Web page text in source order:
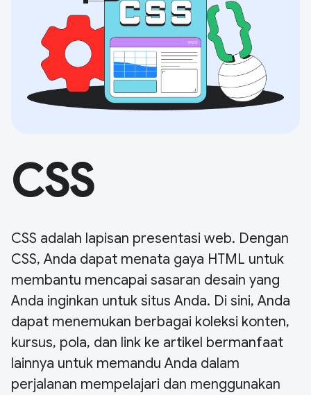
CSS
CSS adalah lapisan presentasi web. Dengan
CSS, Anda dapat menata gaya HTML untuk
membantu mencapai sasaran desain yang
Anda inginkan untuk situs Anda. Di sini, Anda
dapat menemukan berbagai koleksi konten,
kursus, pola, dan link ke artikel bermanfaat
lainnya untuk memandu Anda dalam
perjalanan mempelajari dan menggunakan